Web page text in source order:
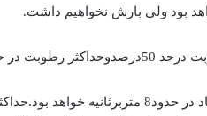
خواهد بود.
پیش بینی باد: حداکثرسرعت باد در حدود8